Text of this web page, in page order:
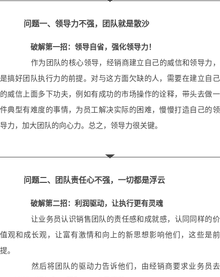
问题一、领导力不强，团队就是散沙
破解第一招：领导自省，强化领导力！
作为团队的核心领导，经销商建立自己的威信和领导力，
是搞好团队执行力的前提。对与这方面欠缺的人，需要在建立自己
的威信上面多下功夫，例如有成功的市场操作的诠释，带头去做一
件典型有难度的事情，为员工解决实际的困难，慢慢打造自己的领
导力，加大团队的向心力。总之，领导力很关键。
问题二、团队责任心不强，一切都是浮云
破解第二招：利润驱动，让执行更有灵魂
让业务员认识销售团队的责任感和成就感，认同同样的价
值观和成长观，让富有激情和向上的新思想影响他们，这些是前
提。
然后将团队的驱动力告诉他们，由经销商要求业务员去